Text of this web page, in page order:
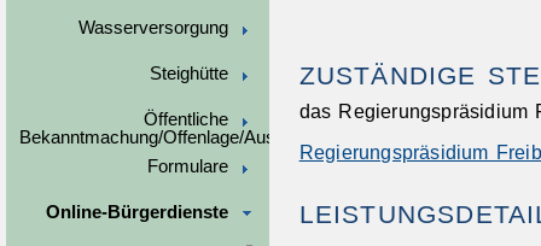
Wasserversorgung
Steighütte
Öffentliche
Bekanntmachung/Offenlage/Ausschreibungen
Formulare
Online-Bürgerdienste
ZUSTÄNDIGE
das Regierungspräsidium
Regierungspräsidium